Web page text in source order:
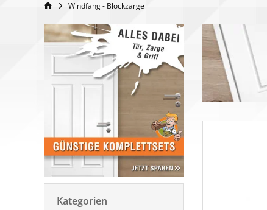
Windfang - Blockzarge
Kategorien